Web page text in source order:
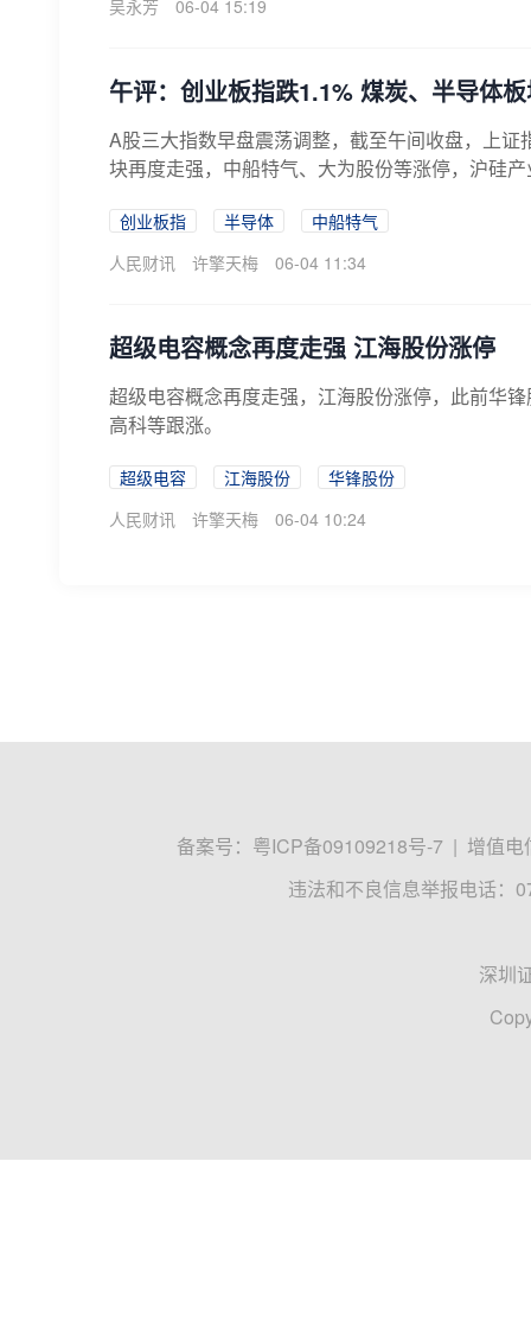
吴永芳 06-04 15:19
午评：创业板指跌1.1% 煤炭、半导体
A股三大指数早盘震荡调整，截至午间收盘，上
块再度走强，中船特气、大为股份等涨停，沪硅
创业板指 半导体
中船特气
人民财讯
许擎天梅 06-04 11:34
超级电容概念再度走强 江海股份涨停
超级电容概念再度走强，江海股份涨停，此前华
高科等跟涨。
超级电容 江海股份
华锋股份
人民财讯
许擎天梅 06-04 10:24
备案号： 粤ICP备09109218号-7 | 增值电
违法和不良信息举报电话：
深圳